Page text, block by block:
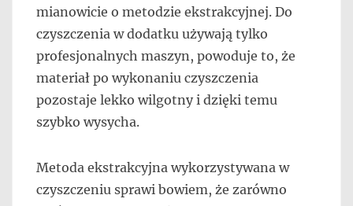
mianowicie o metodzie ekstrakcyjnej. Do
czyszczenia w dodatku używają tylko
profesjonalnych maszyn, powoduje to, że
materiał po wykonaniu czyszczenia
pozostaje lekko wilgotny i dzięki temu
szybko wysycha.
Metoda ekstrakcyjna wykorzystywana w
czyszczeniu sprawi bowiem, że zarówno